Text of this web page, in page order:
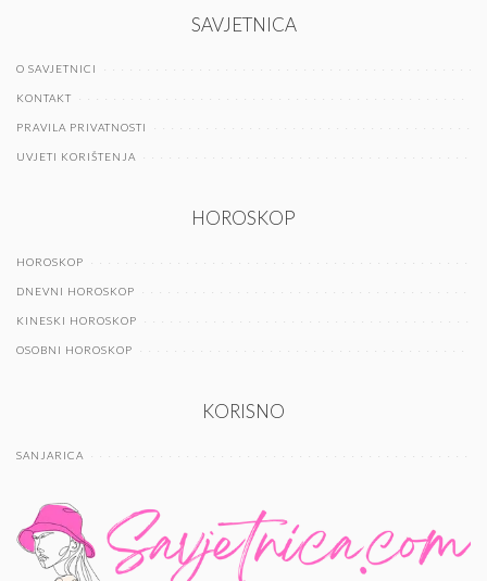
SAVJETNICA
O SAVJETNICI
KONTAKT
PRAVILA PRIVATNOSTI
UVJETI KORIŠTENJA
HOROSKOP
HOROSKOP
DNEVNI HOROSKOP
KINESKI HOROSKOP
OSOBNI HOROSKOP
KORISNO
SANJARICA